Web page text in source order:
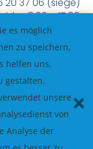
8:00 – 17:00
es möglich
zu speichern,
helfen uns,
gestalten.
unsere
von
Analyse der